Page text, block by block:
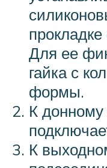
Для ее
гайка с
формы.
К
К